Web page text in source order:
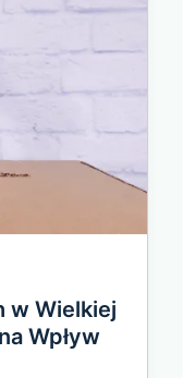
w Wielkiej
Wpływ